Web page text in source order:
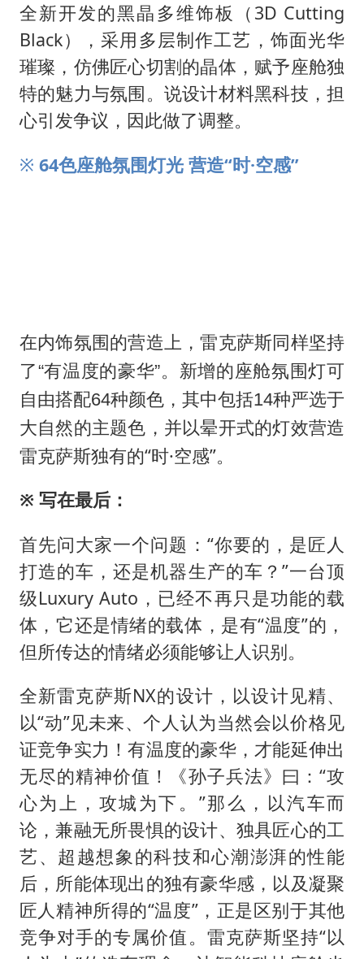
全新开发的黑晶多维饰板（3D Cutting
Black），采用多层制作工艺，饰面光华
璀璨，仿佛匠心切割的晶体，赋予座舱独
特的魅力与氛围。说设计材料黑科技，担
心引发争议，因此做了调整。
※ 64色座舱氛围灯光 营造“时·空感”
在内饰氛围的营造上，雷克萨斯同样坚持
了“有温度的豪华”。新增的座舱氛围灯可
自由搭配64种颜色，其中包括14种严选于
大自然的主题色， 并以晕开式的灯效营造
雷克萨斯独有的“时·空感”。
※ 写在最后：
首先问大家一个问题：“你要的，是匠人
打造的车，还是机器生产的车？”一台顶
级Luxury Auto，已经不再只是功能的载
体，它还是情绪的载体，是有“温度”的，
但所传达的情绪必须能够让人识别。
全新雷克萨斯NX的设计，以设计见精、
以“动”见未来、个人认为当然会以价格见
证竞争实力！有温度的豪华，才能延伸出
无尽的精神价值！《孙子兵法》曰：“攻
心为上，攻城为下。”那么，以汽车而
论，兼融无所畏惧的设计、独具匠心的工
艺、超越想象的科技和心潮澎湃的性能
后，所能体现出的独有豪华感，以及凝聚
匠人精神所得的“温度”，正是区别于其他
竞争对手的专属价值。雷克萨斯坚持“以